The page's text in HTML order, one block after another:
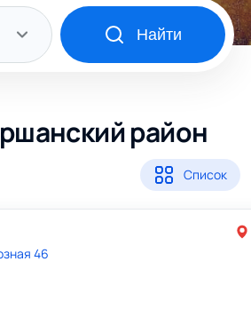
Найти
район
Список
46